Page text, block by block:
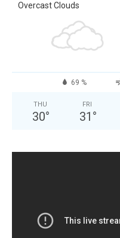
Overcast Clouds
69 %
THU
30°
FRI
31 °